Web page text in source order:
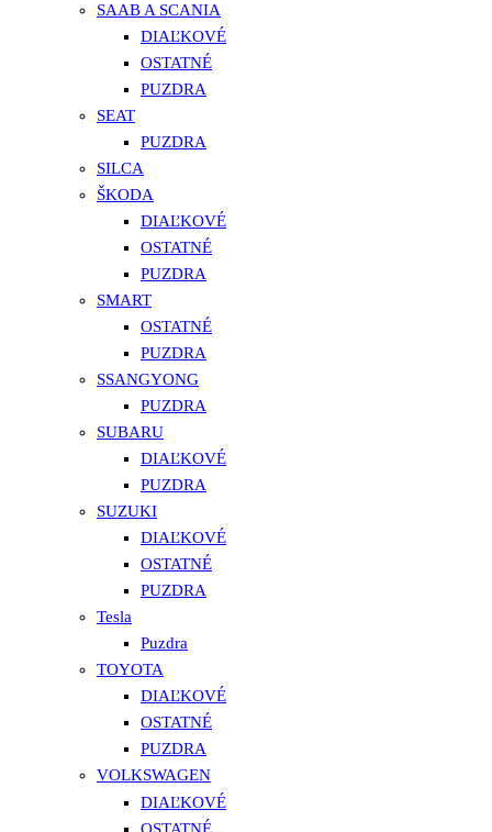
SAAB A SCANIA
DIAĽKOVÉ
OSTATNÉ
PUZDRA
SEAT
PUZDRA
SILCA
ŠKODA
DIAĽKOVÉ
OSTATNÉ
PUZDRA
SMART
OSTATNÉ
PUZDRA
SSANGYONG
PUZDRA
SUBARU
DIAĽKOVÉ
PUZDRA
SUZUKI
DIAĽKOVÉ
OSTATNÉ
PUZDRA
Tesla
Puzdra
TOYOTA
DIAĽKOVÉ
OSTATNÉ
PUZDRA
VOLKSWAGEN
DIAĽKOVÉ
OSTATNÉ